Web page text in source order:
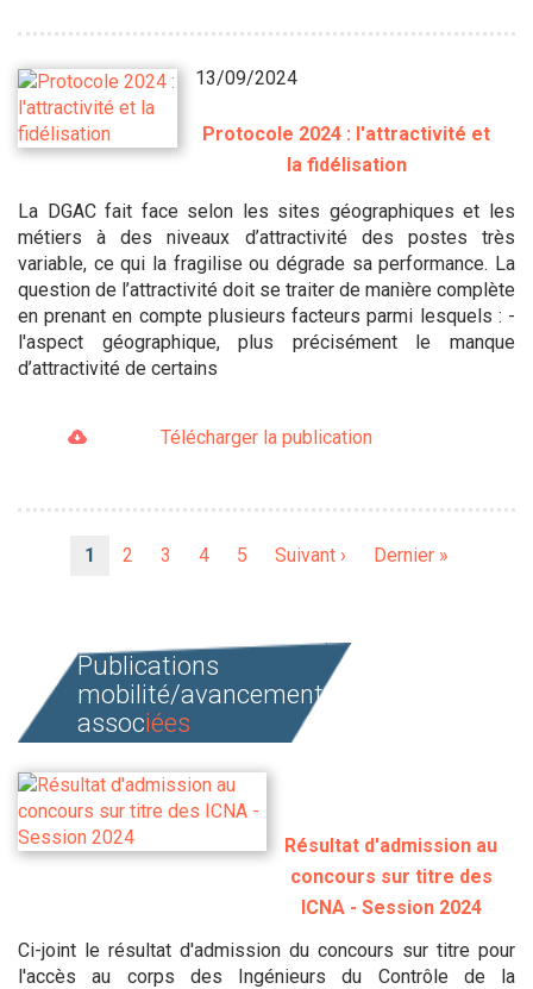
13/09/2024
Protocole 2024 : l'attractivité et
la fidélisation
La DGAC fait face selon les sites géographiques et les
métiers à des niveaux d’attractivité des postes très
variable, ce qui la fragilise ou dégrade sa performance. La
question de l’attractivité doit se traiter de manière complète
en prenant en compte plusieurs facteurs parmi lesquels : -
l'aspect géographique, plus précisément le manque
d’attractivité de certains
Télécharger la publication
Page
1 Page
2 Page
3 Page
4 Page
5
Page
Suivant ›
Dernière
Dernier »
Publications
mobilité/avancement
associées
Résultat d'admission au
concours sur titre des
ICNA - Session 2024
Ci-joint le résultat d'admission du concours sur titre pour
l'accès au corps des Ingénieurs du Contrôle de la